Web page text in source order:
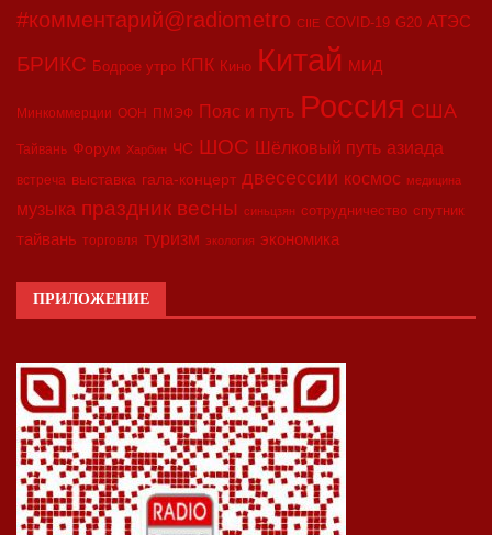
#комментарий@radiometro CIIE COVID-19 G20 АТЭС
БРИКС Бодрое утро КПК Кино Китай МИД
Минкоммерции ООН ПМЭФ Пояс и путь Россия США
Тайвань Форум Харбин ЧС ШОС Шёлковый путь азиада
встреча выставка гала-концерт двесессии космос медицина
музыка праздник весны синьцзян сотрудничество спутник
тайвань торговля туризм экология экономика
ПРИЛОЖЕНИЕ